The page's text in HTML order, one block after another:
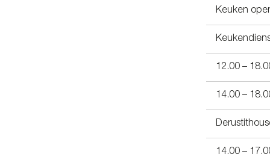
Keuken
12.00 –
14.00 –
14.00 –